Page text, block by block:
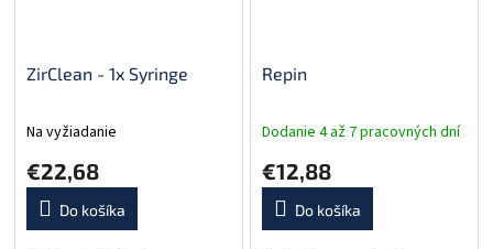
ZirClean - 1x Syringe
Na vyžiadanie
€22,68
Do košíka
Repin
Dodanie 4 až 7 pracovných dní
€12,88
Do košíka